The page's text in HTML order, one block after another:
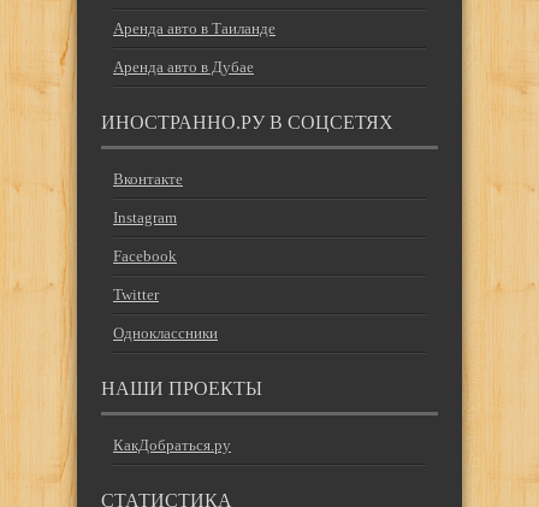
Аренда авто в Таиланде
Аренда авто в Дубае
ИНОСТРАННО.РУ В СОЦСЕТЯХ
Вконтакте
Instagram
Facebook
Twitter
Одноклассники
НАШИ ПРОЕКТЫ
КакДобраться.ру
СТАТИСТИКА